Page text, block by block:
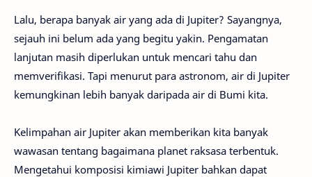
Lalu, berapa banyak air yang ada di Jupiter? Sayangnya,
sejauh ini belum ada yang begitu yakin. Pengamatan
lanjutan masih diperlukan untuk mencari tahu dan
memverifikasi. Tapi menurut para astronom, air di Jupiter
kemungkinan lebih banyak daripada air di Bumi kita.
Kelimpahan air Jupiter akan memberikan kita banyak
wawasan tentang bagaimana planet raksasa terbentuk.
Mengetahui komposisi kimiawi Jupiter bahkan dapat